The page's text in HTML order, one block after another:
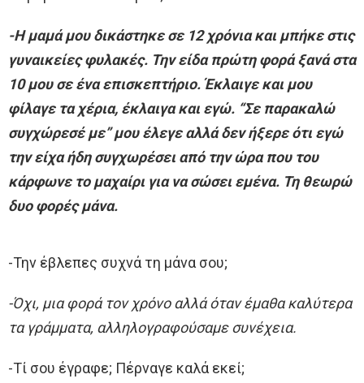
-Η μαμά μου δικάστηκε σε 12 χρόνια και μπήκε στις
γυναικείες φυλακές. Την είδα πρώτη φορά ξανά στα
10 μου σε ένα επισκεπτήριο. Έκλαιγε και μου
φίλαγε τα χέρια, έκλαιγα και εγώ. “Σε παρακαλώ
συγχώρεσέ με” μου έλεγε αλλά δεν ήξερε ότι εγώ
την είχα ήδη συγχωρέσει από την ώρα που του
κάρφωνε το μαχαίρι για να σώσει εμένα. Τη θεωρώ
δυο φορές μάνα.
-Την έβλεπες συχνά τη μάνα σου;
-Όχι, μια φορά τον χρόνο αλλά όταν έμαθα καλύτερα
τα γράμματα, αλληλογραφούσαμε συνέχεια.
-Τί σου έγραφε; Πέρναγε καλά εκεί;